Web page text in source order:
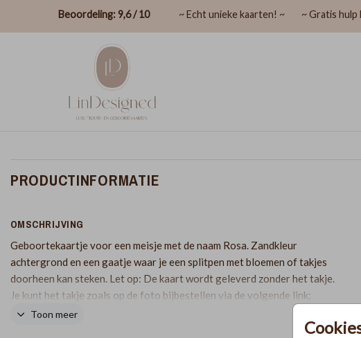
Beoordeling: 9,6 / 10 ~ Echt unieke kaarten! ~ ~ Gratis
PRODUCTINFORMATIE
OMSCHRIJVING
Geboortekaartje voor een meisje met de naam Rosa. Zandkleur
achtergrond en een gaatje waar je een splitpen met bloemen of takjes
doorheen kan steken. Let op: De kaart wordt geleverd zonder het takje.
Je kunt het takje zoals op de foto bijbestellen via de volgende link:
https://lindesigned.nl/takjes-bestellen
Toon meer